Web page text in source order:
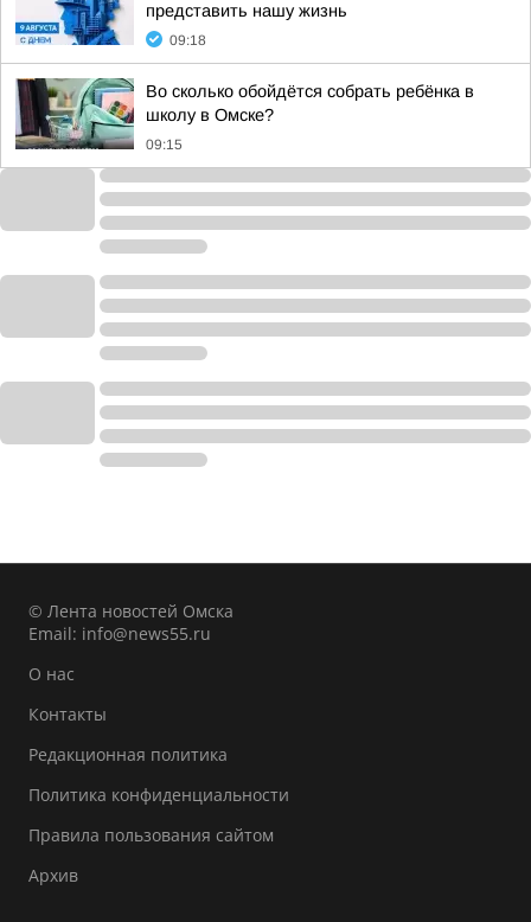
представить нашу жизнь
09:18
Во сколько обойдётся собрать ребёнка в
школу в Омске?
09:15
© Лента новостей Омска
Email: info@news55.ru
О нас
Контакты
Редакционная политика
Политика конфиденциальности
Правила пользования сайтом
Архив